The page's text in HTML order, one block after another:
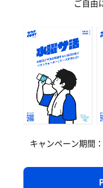
ご自由
キャンペーン期間